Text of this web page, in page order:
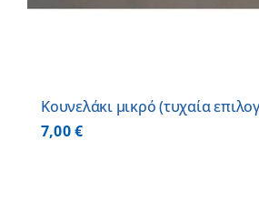
Κουνελάκι μικρό (τυχαία
7,00€